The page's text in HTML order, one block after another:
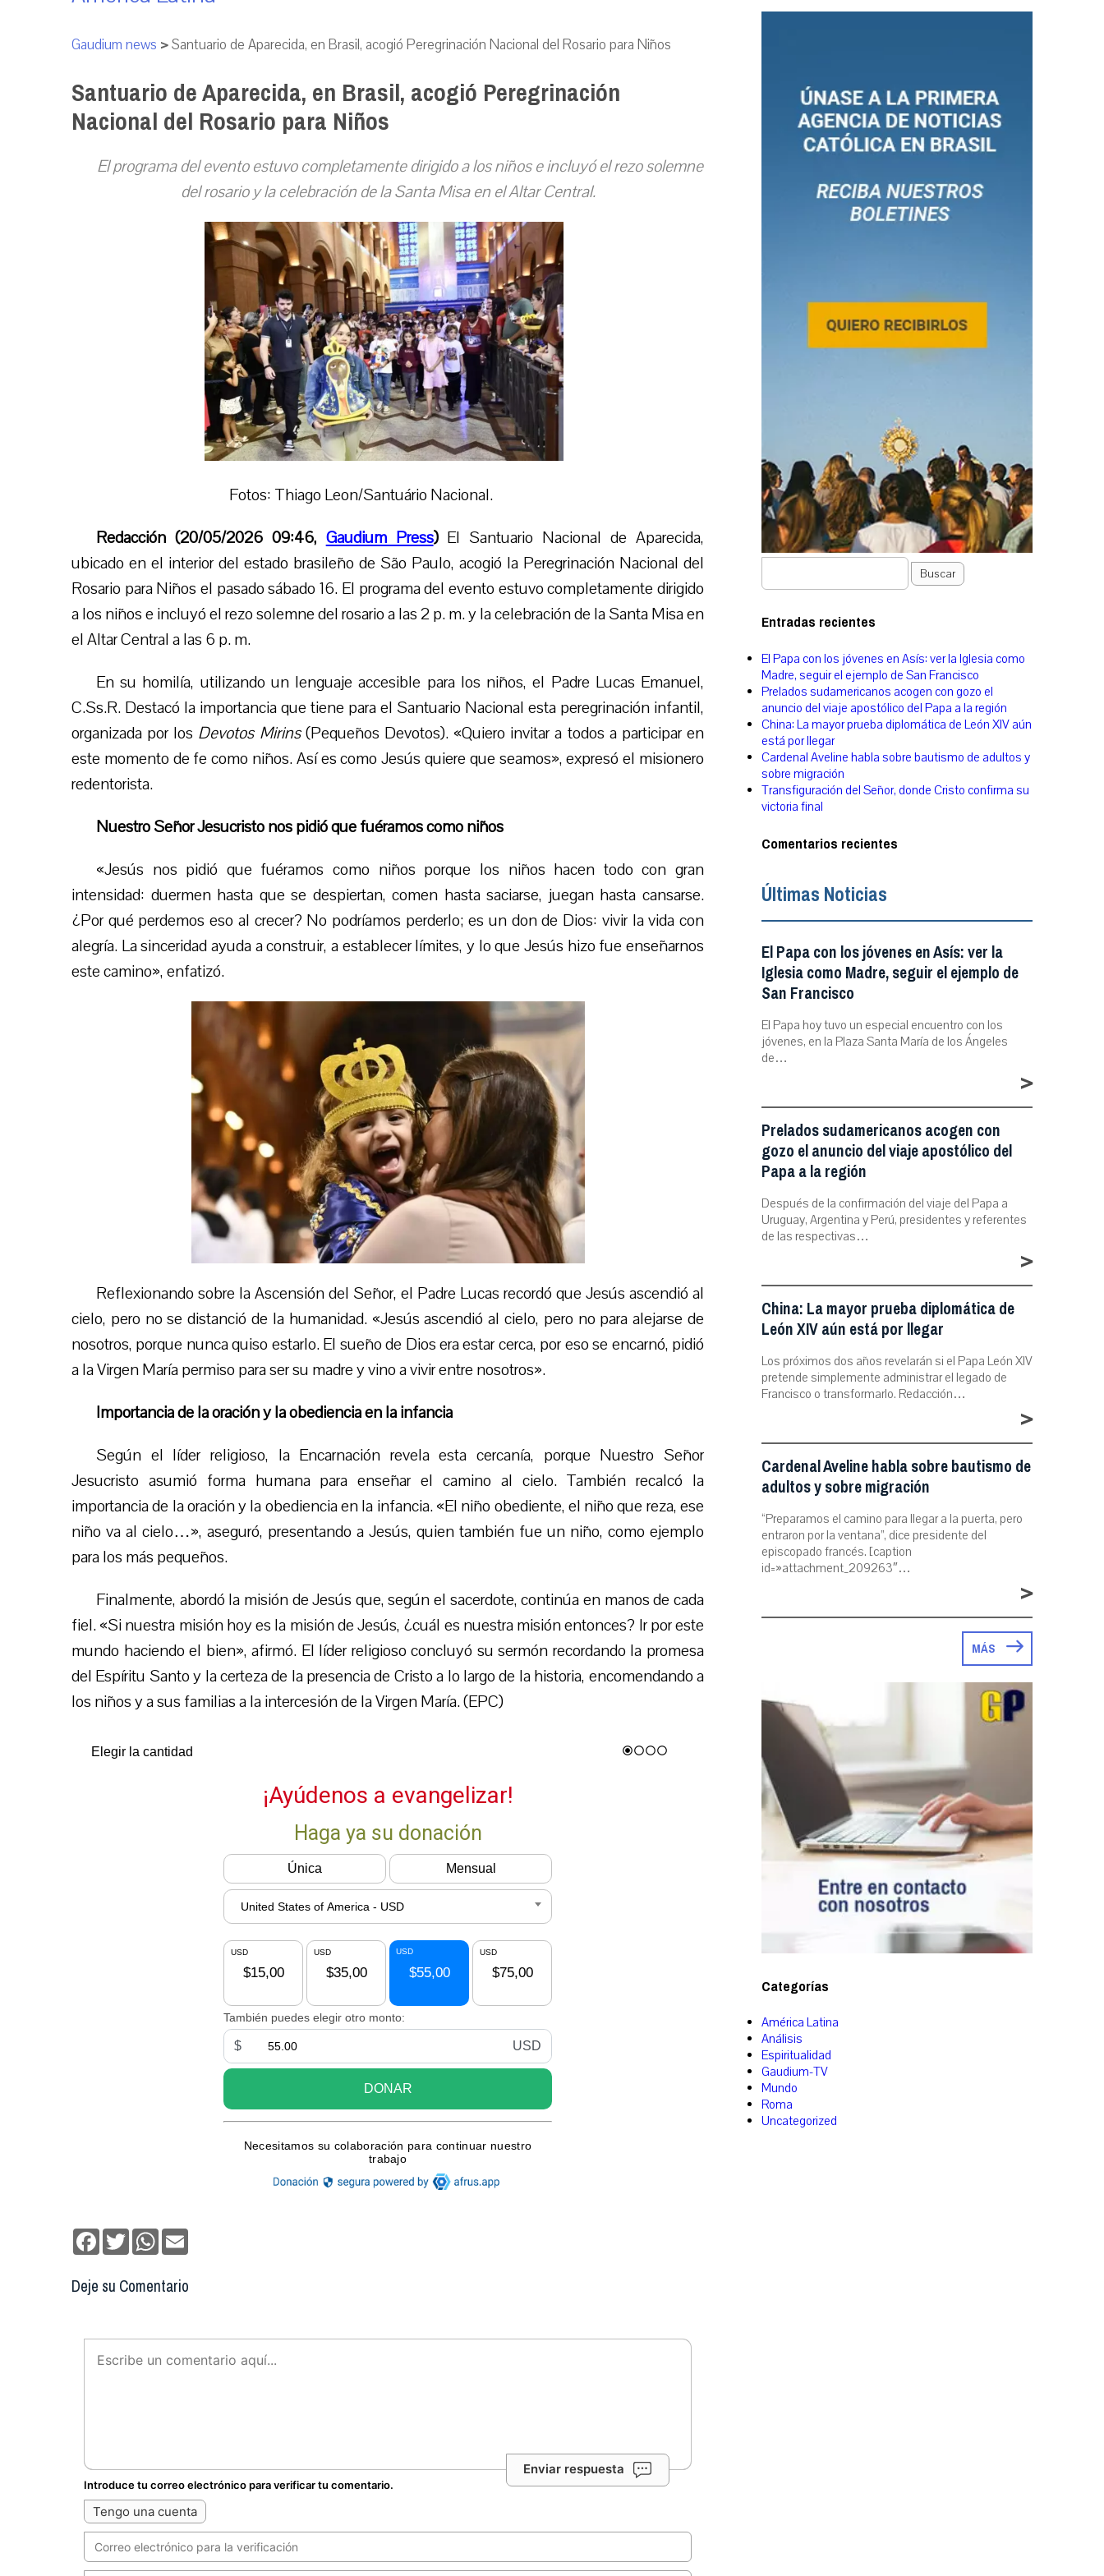
Gaudium news >Santuario de Aparecida, en Brasil, acogió Peregrinación Nacional del Rosario para Niños
Santuario de Aparecida, en Brasil, acogió Peregrinación
Nacional del Rosario para Niños
El programa del evento estuvo completamente dirigido a los niños e incluyó el rezo solemne
del rosario y la celebración de la Santa Misa en el Altar Central.
Fotos: Thiago Leon/Santuário Nacional.
Redacción (20/05/2026 09:46, Gaudium Press)El Santuario Nacional de Aparecida,
ubicado en el interior del estado brasileño de São Paulo, acogió la Peregrinación Nacional del
Rosario para Niños el pasado sábado 16. El programa del evento estuvo completamente dirigido
a los niños e incluyó el rezo solemne del rosario a las 2 p. m. y la celebración de la Santa Misa en
el Altar Central a las 6 p. m.
En su homilía, utilizando un lenguaje accesible para los niños, el Padre Lucas Emanuel,
C.Ss.R. Destacó la importancia que tiene para el Santuario Nacional esta peregrinación infantil,
organizada por los Devotos Mirins(Pequeños Devotos). «Quiero invitar a todos a participar en
este momento de fe como niños. Así es como Jesús quiere que seamos», expresó el misionero
redentorista.
Nuestro Señor Jesucristo nos pidió que fuéramos como niños
«Jesús nos pidió que fuéramos como niños porque los niños hacen todo con gran
intensidad: duermen hasta que se despiertan, comen hasta saciarse, juegan hasta cansarse.
¿Por qué perdemos eso al crecer? No podríamos perderlo; es un don de Dios: vivir la vida con
alegría. La sinceridad ayuda a construir, a establecer límites, y lo que Jesús hizo fue enseñarnos
este camino», enfatizó.
Reflexionando sobre la Ascensión del Señor, el Padre Lucas recordó que Jesús ascendió al
cielo, pero no se distanció de la humanidad. «Jesús ascendió al cielo, pero no para alejarse de
nosotros, porque nunca quiso estarlo. El sueño de Dios era estar cerca, por eso se encarnó, pidió
a la Virgen María permiso para ser su madre y vino a vivir entre nosotros».
Importancia de la oración y la obediencia en la infancia
Según el líder religioso, la Encarnación revela esta cercanía, porque Nuestro Señor
Jesucristo asumió forma humana para enseñar el camino al cielo. También recalcó la
importancia de la oración y la obediencia en la infancia. «El niño obediente, el niño que reza, ese
niño va al cielo…», aseguró, presentando a Jesús, quien también fue un niño, como ejemplo
para los más pequeños.
Finalmente, abordó la misión de Jesús que, según el sacerdote, continúa en manos de cada
fiel. «Si nuestra misión hoy es la misión de Jesús, ¿cuál es nuestra misión entonces? Ir por este
mundo haciendo el bien», afirmó. El líder religioso concluyó su sermón recordando la promesa
del Espíritu Santo y la certeza de la presencia de Cristo a lo largo de la historia, encomendando a
los niños y a sus familias a la intercesión de la Virgen María. (EPC)
Facebook
TwitterWhatsApp
Deje su Comentario
Enviar respuesta
Introduce tu correo electrónico para verificar tu comentario.
Tengo una cuenta
Buscar
Entradas recientes
El Papa con los jóvenes en Asís: ver la Iglesia como
Madre, seguir el ejemplo de San Francisco
Prelados sudamericanos acogen con gozo el
anuncio del viaje apostólico del Papa a la región
China: La mayor prueba diplomática de León XIV aún
está por llegar
Cardenal Aveline habla sobre bautismo de adultos y
sobre migración
Transfiguración del Señor, donde Cristo confirma su
victoria final
Comentarios recientes
Últimas Noticias
El Papa con los jóvenes en Asís: ver la
Iglesia como Madre, seguir el ejemplo de
San Francisco
El Papa hoy tuvo un especial encuentro con los
jóvenes, en la Plaza Santa María de los Ángeles
de…
>
Prelados sudamericanos acogen con
gozo el anuncio del viaje apostólico del
Papa a la región
Después de la confirmación del viaje del Papa a
Uruguay, Argentina y Perú, presidentes y referentes
de las respectivas…
>
China: La mayor prueba diplomática de
León XIV aún está por llegar
Los próximos dos años revelarán si el Papa León XIV
pretende simplemente administrar el legado de
Francisco o transformarlo. Redacción…
>
Cardenal Aveline habla sobre bautismo de
adultos y sobre migración
“Preparamos el camino para llegar a la puerta, pero
entraron por la ventana”, dice presidente del
episcopado francés. [caption
id=»attachment_209263″…
>
MÁS
Categorías
América Latina
Análisis
Espiritualidad
Gaudium-TV
Mundo
Roma
Uncategorized